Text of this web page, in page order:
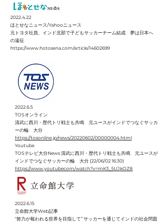
2022.4.22
ほとせなニュース/Yahooニュース
元トヨタ社員、インド北部で子どもサッカーチーム結成 夢は日本へ
の遠征
https://www.hotosena.com/article/14602699
2022.6.5
TOSオンライン
清武に西川・歴代トリ戦士も共鳴 元ユースがインドでつなぐサッカ
ーの輪 大分
https://tosonline.jp/news/20220602/00000004.html
Youtube
TOSテレビ大分News 清武に西川・歴代トリ戦士も共鳴 元ユースが
インドでつなぐサッカーの輪 大分 (22/06/02 16:30)
https://www.youtubecom/watch?v=mK3_5UJkOZ8
2022.6.15
立命館大学Web記事
“努力が報われる世界を目指して” サッカーを通じてインドの社会問題